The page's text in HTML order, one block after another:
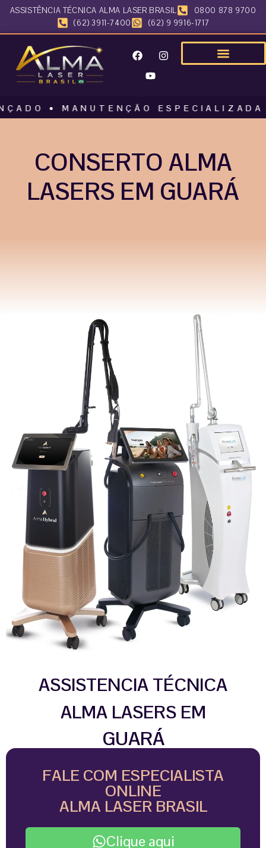
ASSISTÊNCIA TÉCNICA ALMA LASER BRASIL
0800 878 9700
(62) 3911-7400
(62) 9 9916-1717
• MANUTENÇÃO ESPECIALIZADA
CONSERTO ALMA
LASERS EM GUARÁ
ASSISTENCIA TÉCNICA
ALMA LASERS EM
GUARÁ
FALE COM ESPECIALISTA
ONLINE
ALMA LASER BRASIL
Clique aqui